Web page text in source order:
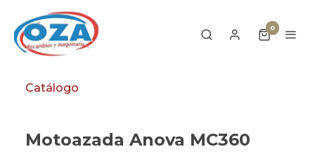
0
Catálogo
Motoazada Anova MC360